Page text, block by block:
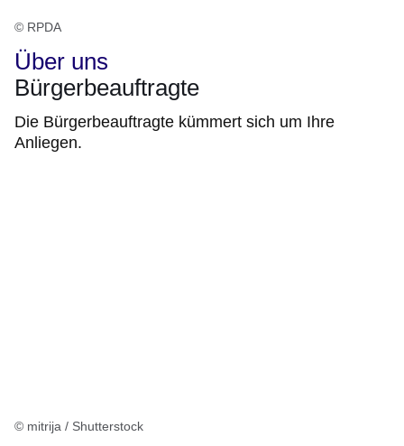
© RPDA
Über uns
Bürgerbeauftragte
Die Bürgerbeauftragte kümmert sich um Ihre
Anliegen.
© mitrija / Shutterstock